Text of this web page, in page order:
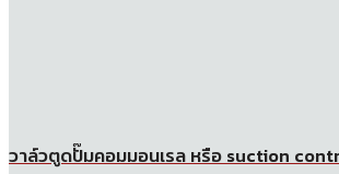
วาล์วตูดปั๊มคอมมอนเรล หรือ suction